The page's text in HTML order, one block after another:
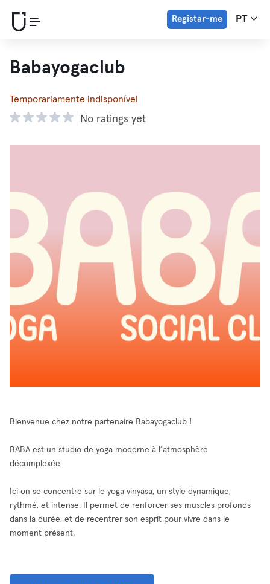
Registar-me PT
Babayogaclub
Temporariamente indisponível
No ratings yet
Bienvenue chez notre partenaire Babayogaclub !
BABA est un studio de yoga moderne à l’atmosphère
décomplexée
Ici on se concentre sur le yoga vinyasa, un style dynamique,
rythmé, et intense. Il permet de renforcer ses muscles profonds
dans la durée, et de recentrer son esprit pour vivre dans le
moment présent.